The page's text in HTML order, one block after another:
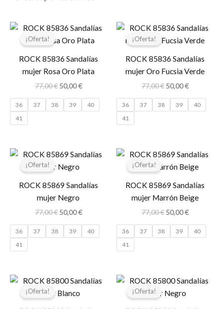
¡Oferta!
ROCK 85836 Sandalías
mujer Rosa Oro Plata
77,00€
El
original
77,00 €.
50,00€
El
actual
50,00 €.
36 37 38 39
40
41
¡Oferta!
ROCK 85836 Sandalías
mujer Oro Fucsia Verde
77,00€
El
original
77,00 €.
50,00€
El
actual
50,00 €.
36 37 38 39
40
41
¡Oferta!
ROCK 85869 Sandalías
mujer Negro
77,00€
El
original
77,00 €.
50,00€
El
50,00 €.
36 37 38 39
40
41
¡Oferta!
ROCK 85869 Sandalías
mujer Marrón Beige
77,00€
El
original
77,00 €.
50,00€
El
actual
50,00 €.
36 37 38 39
40
41
¡Oferta!
El
original
El
¡Oferta!
El
original
El